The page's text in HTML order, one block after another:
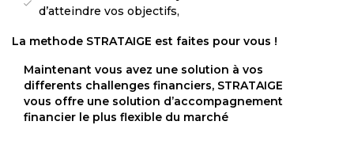
d’atteindre vos objectifs,
La methode STRATAIGE est faites pour vous !
Maintenant vous avez une solution à vos
differents challenges financiers, STRATAIGE
vous offre une solution d’accompagnement
financier le plus flexible du marché